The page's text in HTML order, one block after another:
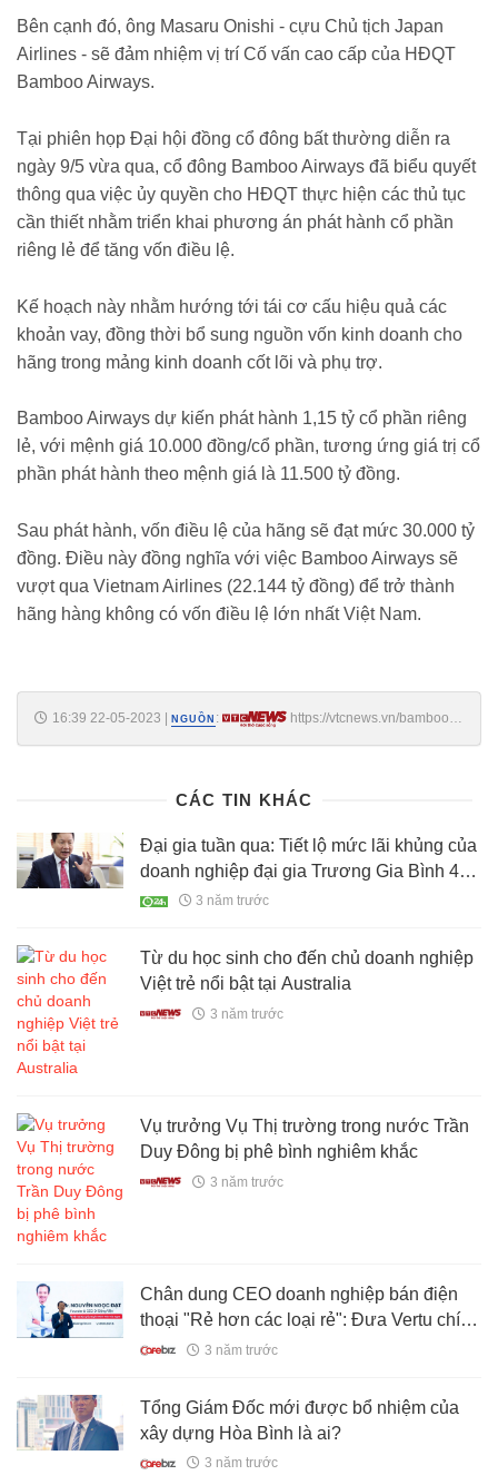
Bên cạnh đó, ông Masaru Onishi - cựu Chủ tịch Japan
Airlines - sẽ đảm nhiệm vị trí Cố vấn cao cấp của HĐQT
Bamboo Airways.
Tại phiên họp Đại hội đồng cổ đông bất thường diễn ra
ngày 9/5 vừa qua, cổ đông Bamboo Airways đã biểu quyết
thông qua việc ủy quyền cho HĐQT thực hiện các thủ tục
cần thiết nhằm triển khai phương án phát hành cổ phần
riêng lẻ để tăng vốn điều lệ.
Kế hoạch này nhằm hướng tới tái cơ cấu hiệu quả các
khoản vay, đồng thời bổ sung nguồn vốn kinh doanh cho
hãng trong mảng kinh doanh cốt lõi và phụ trợ.
Bamboo Airways dự kiến phát hành 1,15 tỷ cổ phần riêng
lẻ, với mệnh giá 10.000 đồng/cổ phần, tương ứng giá trị cổ
phần phát hành theo mệnh giá là 11.500 tỷ đồng.
Sau phát hành, vốn điều lệ của hãng sẽ đạt mức 30.000 tỷ
đồng. Điều này đồng nghĩa với việc Bamboo Airways sẽ
vượt qua Vietnam Airlines (22.144 tỷ đồng) để trở thành
hãng hàng không có vốn điều lệ lớn nhất Việt Nam.
16:39 22-05-2023 NGUỒN :
https://vtcnews.vn/bamboo-
CÁC TIN KHÁC
Đại gia tuần qua: Tiết lộ mức lãi khủng của
doanh nghiệp đại gia Trương Gia Bình 4
tháng qua3 năm trước
Từ du học sinh cho đến chủ doanh nghiệp
Việt trẻ nổi bật tại Australia
3 năm trước
Vụ trưởng Vụ Thị trường trong nước Trần
Duy Đông bị phê bình nghiêm khắc
3 năm trước
Chân dung CEO doanh nghiệp bán điện
thoại "Rẻ hơn các loại rẻ": Đưa Vertu chính
hãng về Việt Nam, tự livestream đạt doanh
3 năm trước
Tổng Giám Đốc mới được bổ nhiệm của
xây dựng Hòa Bình là ai?
3 năm trước